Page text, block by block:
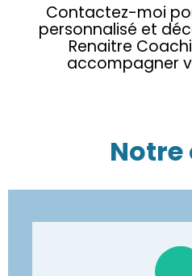
Contactez-moi
personnalisé et
Renaitre
accompagner